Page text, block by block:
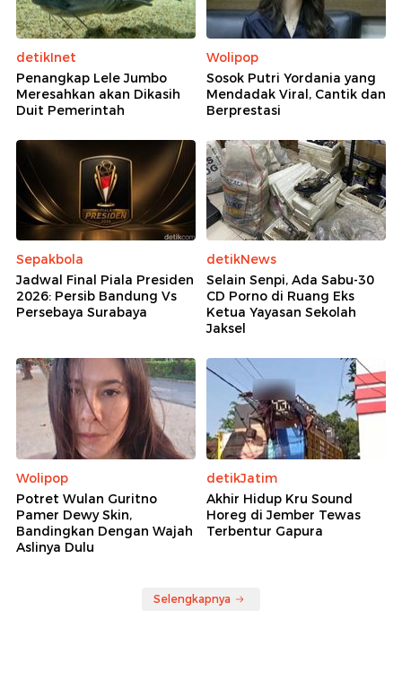
detikInet
Penangkap Lele Jumbo
Meresahkan akan Dikasih
Duit Pemerintah
Wolipop
Sosok Putri Yordania yang
Mendadak Viral, Cantik dan
Berprestasi
Sepakbola
Jadwal Final Piala Presiden
2026: Persib Bandung Vs
Persebaya Surabaya
detikNews
Selain Senpi, Ada Sabu-30
CD Porno di Ruang Eks
Ketua Yayasan Sekolah
Jaksel
Wolipop
Potret Wulan Guritno
Pamer Dewy Skin,
Bandingkan Dengan Wajah
Aslinya Dulu
detikJatim
Akhir Hidup Kru Sound
Horeg di Jember Tewas
Terbentur Gapura
Selengkapnya